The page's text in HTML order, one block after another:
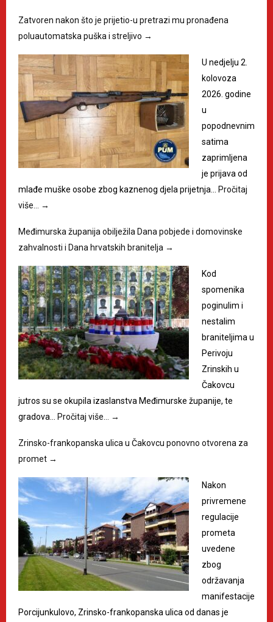
Zatvoren nakon što je prijetio-u pretrazi mu pronađena
poluautomatska puška i streljivo →
U nedjelju 2.
kolovoza
2026. godine
u
popodnevnim
satima
zaprimljena
je prijava od
mlađe muške osobe zbog kaznenog djela prijetnja…
Pročitaj
više…
→
Međimurska županija obilježila Dana pobjede i domovinske
zahvalnosti i Dana hrvatskih branitelja →
Kod
spomenika
poginulim i
nestalim
braniteljima u
Perivoju
Zrinskih u
Čakovcu
jutros su se okupila izaslanstva Međimurske županije, te
gradova…
Pročitaj više… →
Zrinsko-frankopanska ulica u Čakovcu ponovno otvorena za
promet →
Nakon
privremene
regulacije
prometa
uvedene
zbog
održavanja
manifestacije
Porcijunkulovo, Zrinsko-frankopanska ulica od danas je